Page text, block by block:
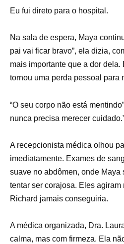
Eu fui direto para o hospital.
Na sala de espera, Maya
pai vai ficar bravo”, ela dizia,
mais importante que a dor dela.
tornou uma perda pessoal para
“O seu corpo não está
nunca precisa merecer
A recepcionista médica olhou
imediatamente. Exames de
suave no abdômen, onde Maya
tentar ser corajosa. Eles
Richard jamais conseguiria.
A médica organizada, Dra.
calma, mas com firmeza. Ela